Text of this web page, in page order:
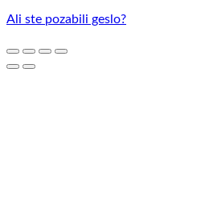
Ali ste pozabili geslo?